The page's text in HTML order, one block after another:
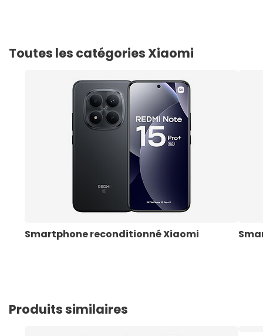
Toutes les catégories Xiaomi
Smartphone reconditionné Xiaomi
Produits similaires